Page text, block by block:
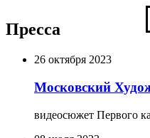
Пресса
26 октября 2023
Московский
видеосюжет Первого